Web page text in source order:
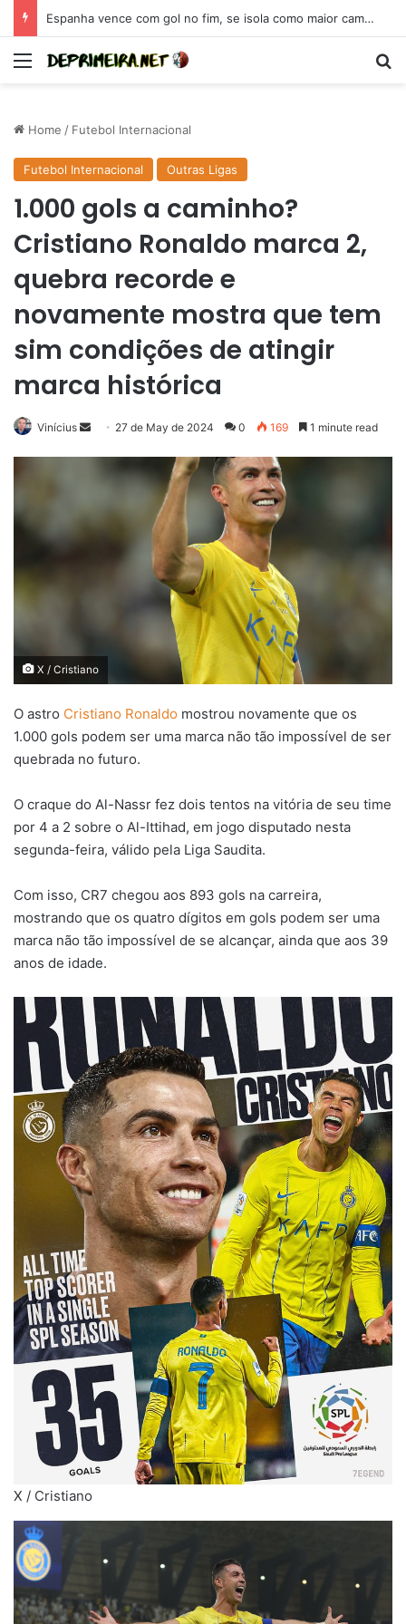
Espanha vence com gol no fim, se isola como maior campeã da Eurocopa e se coloca como candidata para 2026
Menu
Home / Futebol Internacional
Futebol Internacional Outras Ligas
1.000 gols a caminho?
Cristiano Ronaldo marca 2,
quebra recorde e
novamente mostra que tem
sim condições de atingir
marca histórica
Vinícius
Send 27 de May de 2024 0 169 1 minute read
X / Cristiano
O astro Cristiano Ronaldo mostrou novamente que os
1.000 gols podem ser uma marca não tão impossível de ser
quebrada no futuro.
O craque do Al-Nassr fez dois tentos na vitória de seu time
por 4 a 2 sobre o Al-Ittihad, em jogo disputado nesta
segunda-feira, válido pela Liga Saudita.
Com isso, CR7 chegou aos 893 gols na carreira,
mostrando que os quatro dígitos em gols podem ser uma
marca não tão impossível de se alcançar, ainda que aos 39
anos de idade.
X / Cristiano